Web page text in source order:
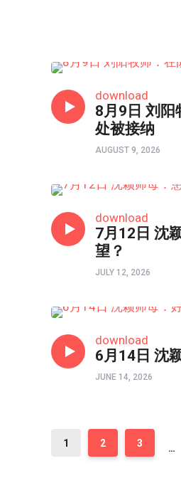
download
8月9日 刘阳
处被接纳
AUGUST 9, 2026
download
7月12日 沈
望？
JULY 12, 2026
download
6月14日 沈
JUNE 14, 2026
1 2 3 …